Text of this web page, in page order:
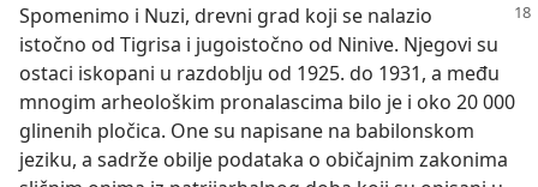
Spomenimo i Nuzi, drevni grad koji se nalazio
istočno od Tigrisa i jugoistočno od Ninive. Njegovi su
ostaci iskopani u razdoblju od 1925. do 1931, a među
mnogim arheološkim pronalascima bilo je i oko 20 000
glinenih pločica. One su napisane na babilonskom
jeziku, a sadrže obilje podataka o običajnim zakonima